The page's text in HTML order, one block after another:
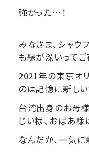
強かった…！
みなさま、シャウ
も縁が深いって
2021年の東京オ
のは記憶に新しい
台湾出身のお母
じい様、おばあ
なんだか、一気